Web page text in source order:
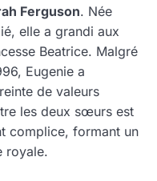
Ferguson. Née
elle a grandi aux
Beatrice. Malgré
Eugenie a
de valeurs
les deux sœurs est
complice, formant un
royale.